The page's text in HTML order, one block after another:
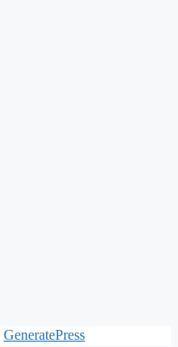
GeneratePress